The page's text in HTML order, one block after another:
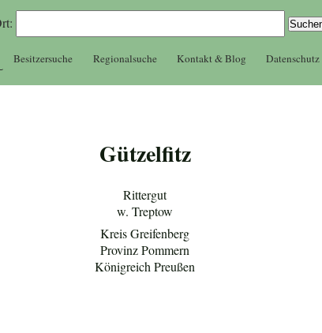
Besitzersuche Regionalsuche Kontakt & Blog Datenschutz
Gützelfitz
Rittergut
w. Treptow
Kreis Greifenberg
Provinz Pommern
Königreich Preußen